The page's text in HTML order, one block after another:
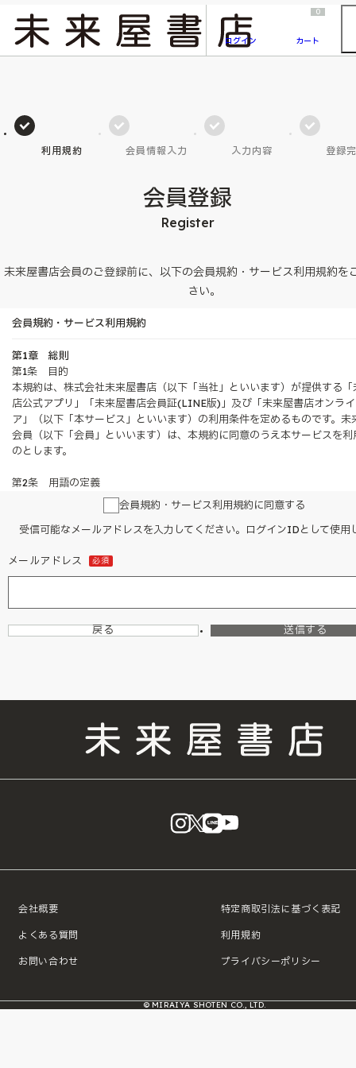
『ONE PIECE magazine 021 ONE PIECEカード付き同梱版』発売延期のご案内
ログイン
0
カート
利用規約 会員情報入力 入力内容 登録
会員登録
Register
未来屋書店会員のご登録前に、以下の会員規約・サービス利用規約を
さい。
会員規約・サービス利用規約
第1章 総則
第1条 目的
本規約は、株式会社未来屋書店（以下「当社」といいます）が提供する「
店公式アプリ」「未来屋書店会員証(LINE版)」及び「未来屋書店オンラ
ア」（以下「本サービス」といいます）の利用条件を定めるものです。未
会員（以下「会員」といいます）は、本規約に同意のうえ本サービスを利
のとします。
第2条 用語の定義
本規約における主な用語の定義は、次のとおりとします。
「未来屋書店会員」とは、本規約に同意のうえ、当社所定の方法により
したお客さまをいいます。また過去に未来屋書店会員登録を完了されたお
「未来屋書店公式アプリ」とは、当社が提供する公式スマートフォンアプ
た各種サービスをいいます。
アプリを通じて発行する会員証サービスをいいます。
「未来屋書店オンラインストア」とは、当社が運営するオンラインストア
本規約は、会員登録および本サービスの利用に関する一切の関係に適用さ
第4条 規約の変更
第5条 プライバシーポリシーとの関係
利用者情報は、当社が別途定める「プライバシーポリシー」(
第6条 会員登録
行うものとします。
2.当社は、次の各号に該当すると判断した場合、会員登録を承認しないこ
(2) 過去に規約違反により会員資格を取り消されたことがある場合
会員規約・サービス利用規約に同意する
受信可能なメールアドレスを入力してください。ログインIDとして使用
メールアドレス 必須
戻る 送信する
instagram
X LINE
会社概要
よくある質問
お問い合わせ
特定商取引法に基づく表記
利用規約
プライバシーポリシー
© MIRAIYA SHOTEN CO., LTD.